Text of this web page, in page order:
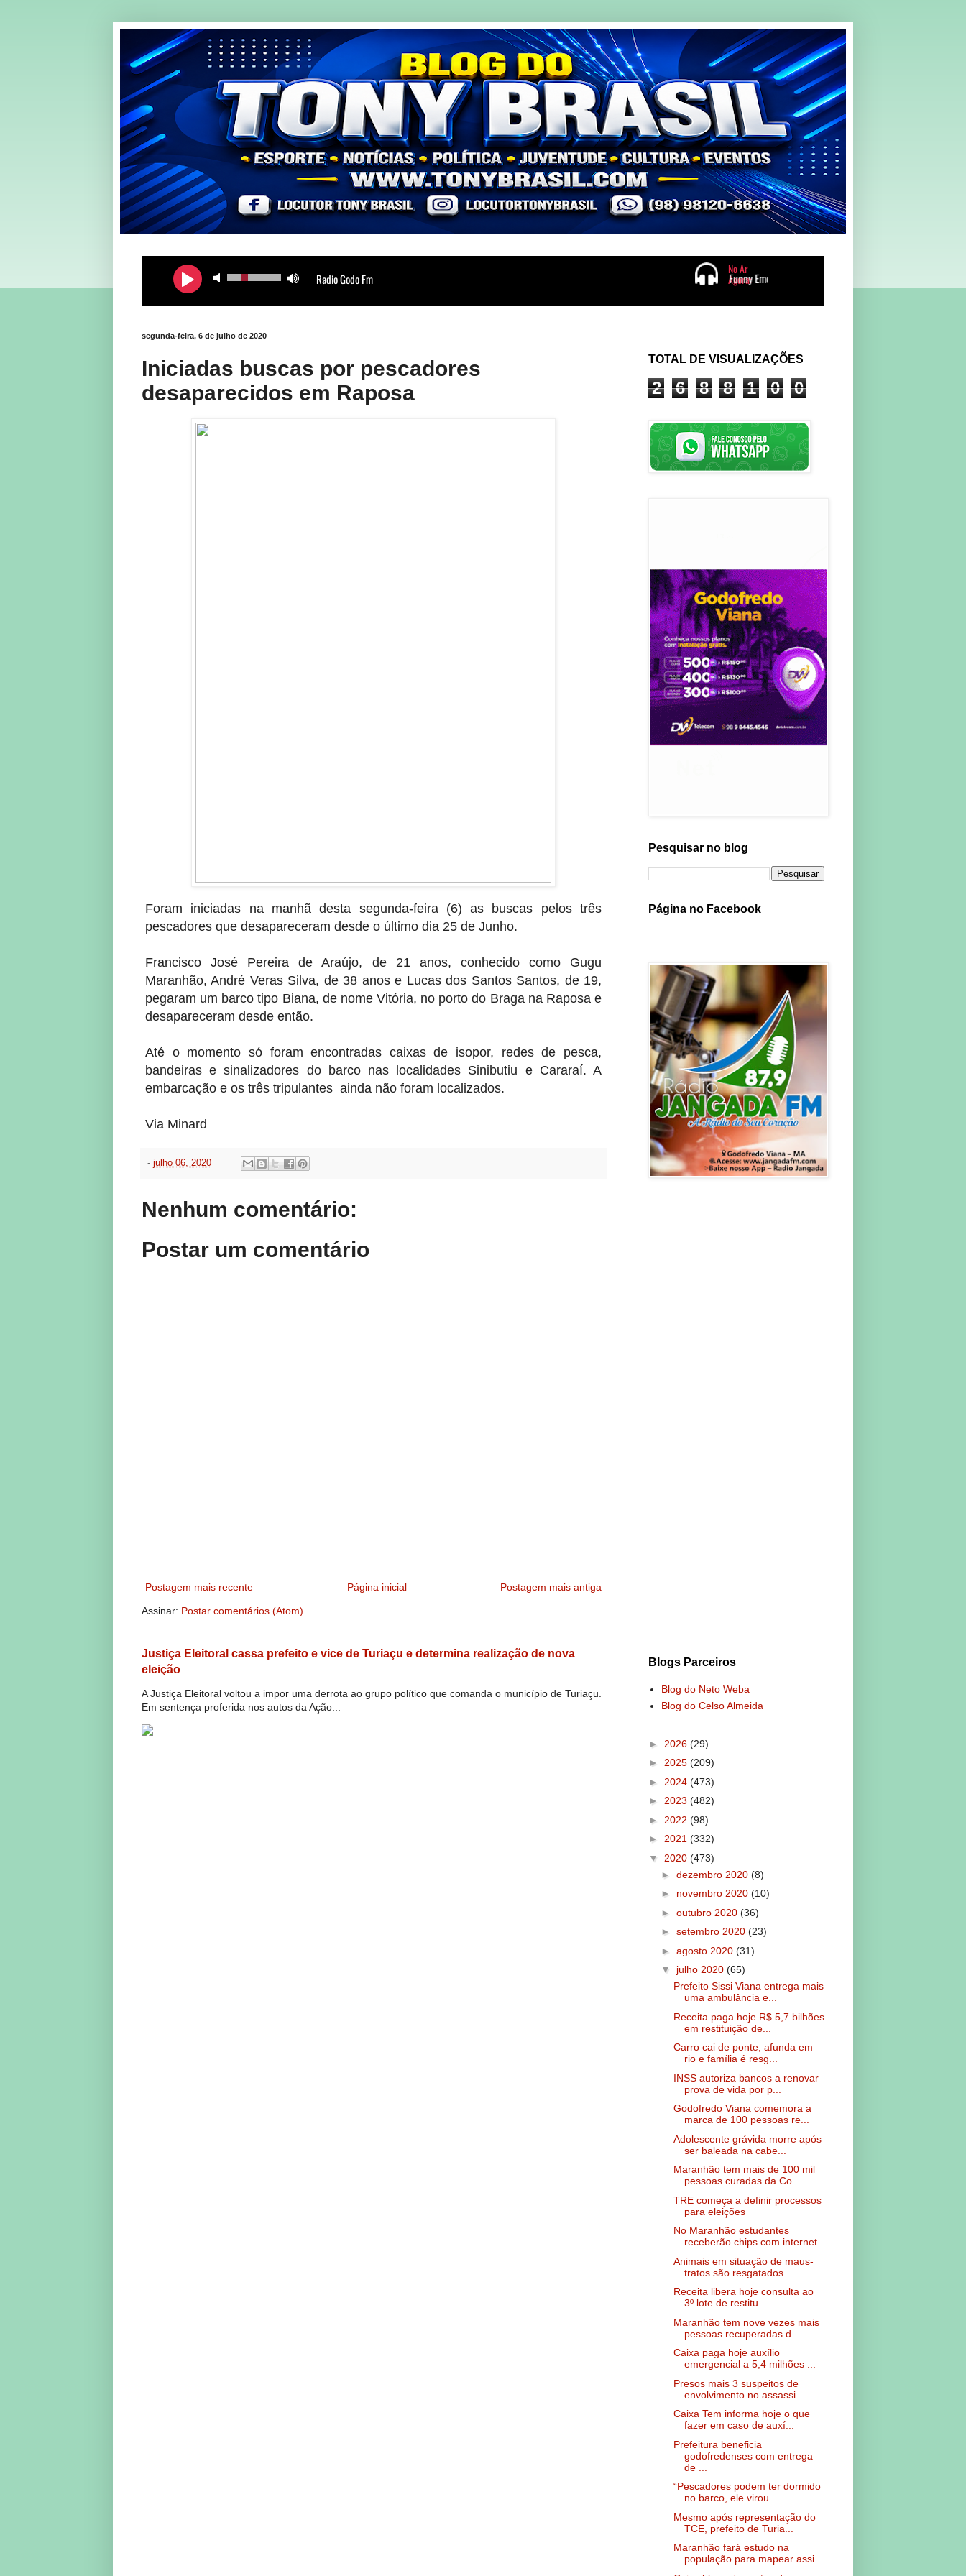
segunda-feira, 6 de julho de 2020
Iniciadas buscas por pescadores
desaparecidos em Raposa
Foram iniciadas na manhã desta segunda-feira (6) as buscas pelos três
pescadores que desapareceram desde o último dia 25 de Junho.
Francisco José Pereira de Araújo, de 21 anos, conhecido como Gugu
Maranhão, André Veras Silva, de 38 anos e Lucas dos Santos Santos, de 19,
pegaram um barco tipo Biana, de nome Vitória, no porto do Braga na Raposa e
desapareceram desde então.
Até o momento só foram encontradas caixas de isopor, redes de pesca,
bandeiras e sinalizadores do barco nas localidades Sinibutiu e Cararaí. A
embarcação e os três tripulantes ainda não foram localizados.
Via Minard
- julho 06, 2020
Nenhum comentário:
Postar um comentário
Postagem mais recente Postagem mais antiga
Página inicial
Assinar: Postar comentários (Atom)
Justiça Eleitoral cassa prefeito e vice de Turiaçu e determina realização de nova
eleição
A Justiça Eleitoral voltou a impor uma derrota ao grupo político que comanda o município de Turiaçu.
Em sentença proferida nos autos da Ação...
TOTAL DE VISUALIZAÇÕES
2 6 8 8 1 0 0
Pesquisar no blog
Página no Facebook
Blogs Parceiros
Blog do Neto Weba
Blog do Celso Almeida
► 2026 (29)
► 2025 (209)
► 2024 (473)
► 2023 (482)
► 2022 (98)
► 2021 (332)
▼ 2020 (473)
► dezembro 2020 (8)
► novembro 2020 (10)
► outubro 2020 (36)
► setembro 2020 (23)
► agosto 2020 (31)
▼ julho 2020 (65)
Prefeito Sissi Viana entrega mais
uma ambulância e...
Receita paga hoje R$ 5,7 bilhões
em restituição de...
Carro cai de ponte, afunda em
rio e família é resg...
INSS autoriza bancos a renovar
prova de vida por p...
Godofredo Viana comemora a
marca de 100 pessoas re...
Adolescente grávida morre após
ser baleada na cabe...
Maranhão tem mais de 100 mil
pessoas curadas da Co...
TRE começa a definir processos
para eleições
No Maranhão estudantes
receberão chips com internet
Animais em situação de maus-
tratos são resgatados ...
Receita libera hoje consulta ao
3º lote de restitu...
Maranhão tem nove vezes mais
pessoas recuperadas d...
Caixa paga hoje auxílio
emergencial a 5,4 milhões ...
Presos mais 3 suspeitos de
envolvimento no assassi...
Caixa Tem informa hoje o que
fazer em caso de auxí...
Prefeitura beneficia
godofredenses com entrega
de ...
“Pescadores podem ter dormido
no barco, ele virou ...
Mesmo após representação do
TCE, prefeito de Turia...
Maranhão fará estudo na
população para mapear assi...